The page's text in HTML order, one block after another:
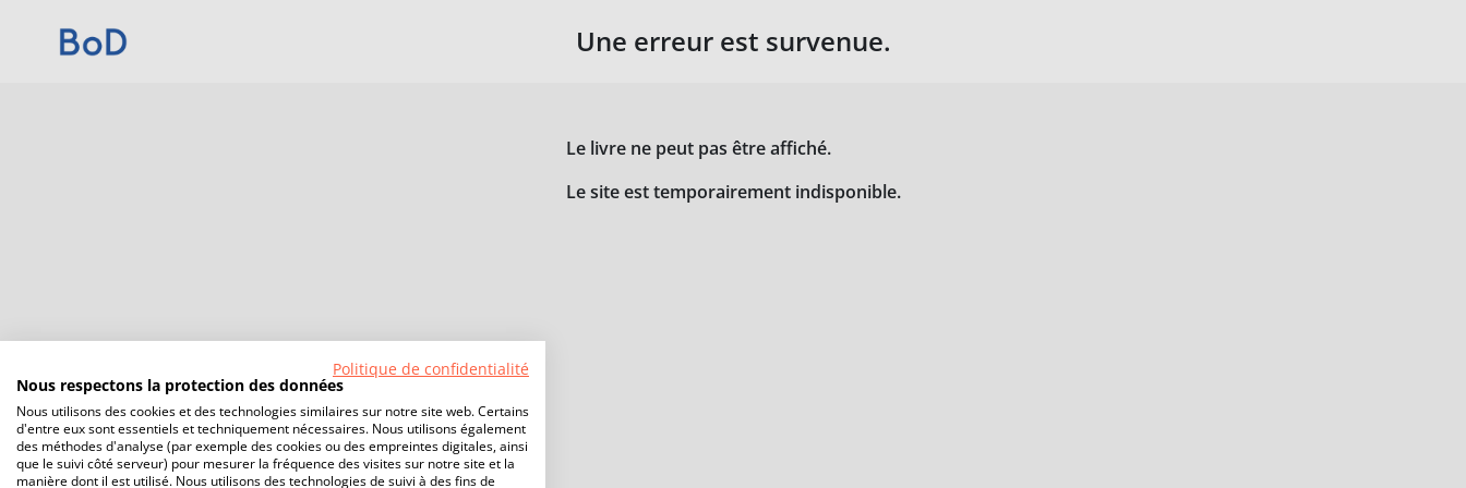
Une erreur est survenue.
Le livre ne peut pas être affiché.
Le site est temporairement indisponible.
Politique de confidentialité
Nous respectons la protection des données
Nous utilisons des cookies et des technologies similaires sur notre site web. Certains
d'entre eux sont essentiels et techniquement nécessaires. Nous utilisons également
des méthodes d'analyse (par exemple des cookies ou des empreintes digitales, ainsi
que le suivi côté serveur) pour mesurer la fréquence des visites sur notre site et la
manière dont il est utilisé. Nous utilisons des technologies de suivi à des fins de